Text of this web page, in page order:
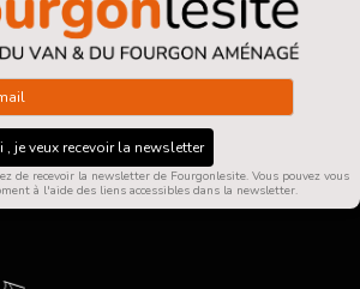
, je veux recevoir la newsletter
de recevoir la newsletter de Fourgonlesite. Vous pouvez vous
à l'aide des liens accessibles dans la newsletter.